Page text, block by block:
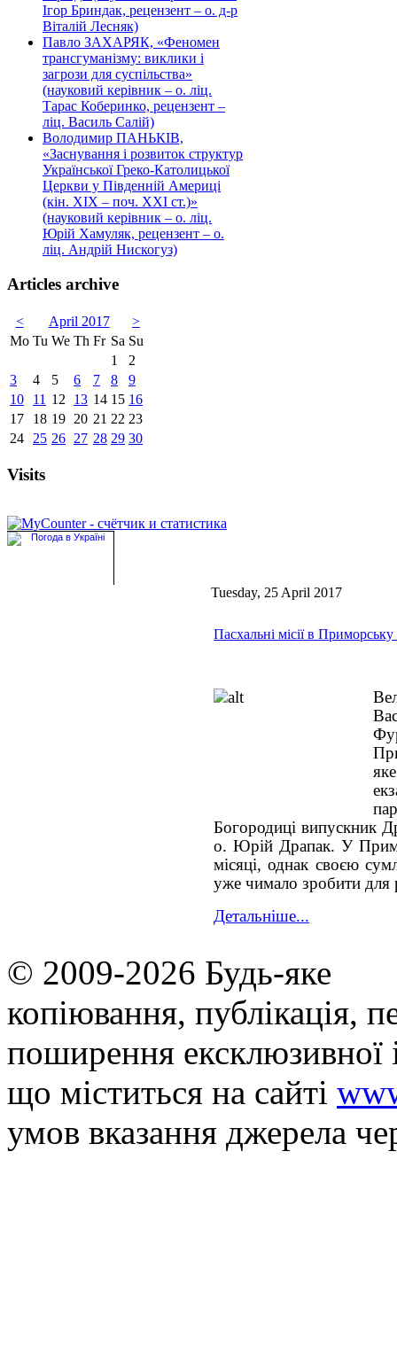
Ігор Бриндак, рецензент – о. д-р
Віталій Лесняк)
Павло ЗАХАРЯК, «Феномен
трансгуманізму: виклики і
загрози для суспільства»
(науковий керівник – о. ліц.
Тарас Коберинко, рецензент –
ліц. Василь Салій)
Володимир ПАНЬКІВ,
«Заснування і розвиток структур
Української Греко-Католицької
Церкви у Південній Америці
(кін. ХІХ – поч. ХХІ ст.)»
(науковий керівник – о. ліц.
Юрій Хамуляк, рецензент – о.
ліц. Андрій Нискогуз)
Articles archive
< April 2017
>
Mo Tu We Th Fr Sa Su
1
2
3
4 5 6 7 8
9
10
11 12 13 14 15 16
17
18 19 20 21 22 23
24
25 26 27 28 29 30
Visits
Tuesday, 25 April 2017
Пасхальні місії в
Богородиці випускник
о. Юрій Драпак. У
місяці, однак своєю
уже чимало зробити для
Детальніше...
© 2009-2026 Будь-яке
копiювання, публiкацiя,
поширення
що мiститься на сайті
умов вказання джерела